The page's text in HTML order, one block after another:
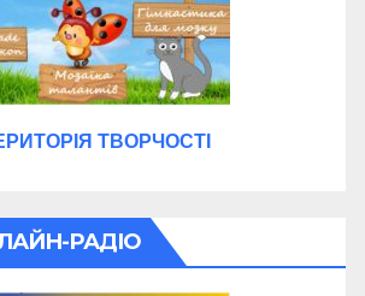
ТВОРЧОСТІ
РАДІО